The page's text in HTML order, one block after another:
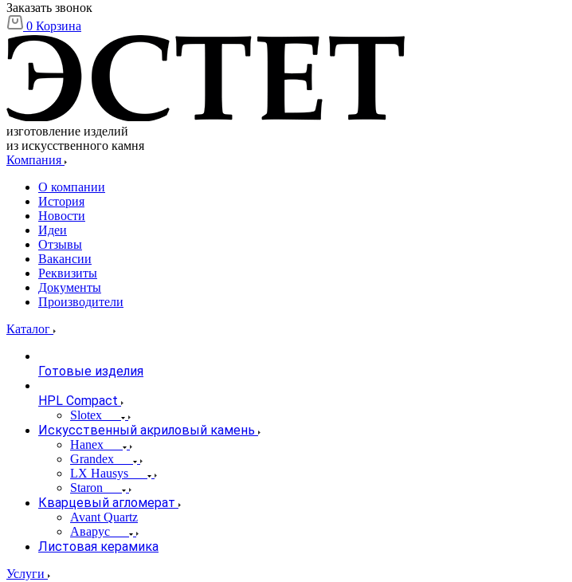
Заказать звонок
0 Корзина
изготовление изделий
из искусственного камня
Компания
О компании
История
Новости
Идеи
Отзывы
Вакансии
Реквизиты
Документы
Производители
Каталог
Готовые изделия
HPL Compact
Slotex
Искусственный акриловый камень
Hanex
Grandex
LX Hausys
Staron
Кварцевый агломерат
Avant Quartz
Аварус
Листовая керамика
Услуги